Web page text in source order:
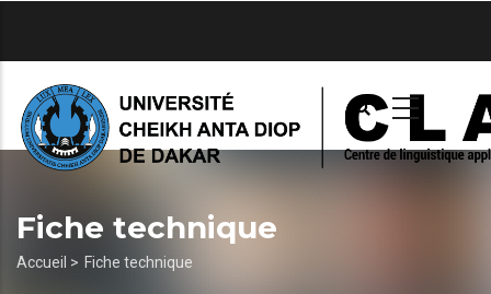
principal
Fiche technique
Fil
Accueil > Fiche technique